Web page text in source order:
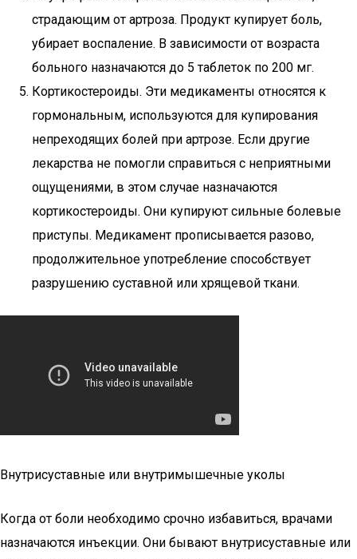
страдающим от артроза. Продукт купирует боль,
убирает воспаление. В зависимости от возраста
больного назначаются до 5 таблеток по 200 мг.
Кортикостероиды. Эти медикаменты относятся к
гормональным, используются для купирования
непреходящих болей при артрозе. Если другие
лекарства не помогли справиться с неприятными
ощущениями, в этом случае назначаются
кортикостероиды. Они купируют сильные болевые
приступы. Медикамент прописывается разово,
продолжительное употребление способствует
разрушению суставной или хрящевой ткани.
Внутрисуставные или внутримышечные уколы
Когда от боли необходимо срочно избавиться, врачами
назначаются инъекции. Они бывают внутрисуставные или